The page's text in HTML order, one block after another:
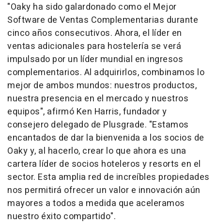
"Oaky ha sido galardonado como el Mejor
Software de Ventas Complementarias durante
cinco años consecutivos. Ahora, el líder en
ventas adicionales para hostelería se verá
impulsado por un líder mundial en ingresos
complementarios. Al adquirirlos, combinamos lo
mejor de ambos mundos: nuestros productos,
nuestra presencia en el mercado y nuestros
equipos", afirmó Ken Harris, fundador y
consejero delegado de Plusgrade. "Estamos
encantados de dar la bienvenida a los socios de
Oaky y, al hacerlo, crear lo que ahora es una
cartera líder de socios hoteleros y resorts en el
sector. Esta amplia red de increíbles propiedades
nos permitirá ofrecer un valor e innovación aún
mayores a todos a medida que aceleramos
nuestro éxito compartido".